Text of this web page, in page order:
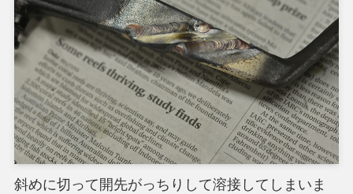
斜めに切って開先がっちりして溶接してしまいま